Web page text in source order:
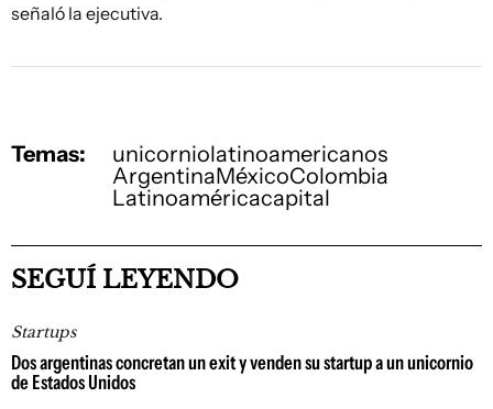
señaló la ejecutiva.
Temas: unicorniolatinoamericanos
ArgentinaMéxicoColombia
Latinoaméricacapital
SEGUÍ LEYENDO
Startups
Dos argentinas concretan un exit y venden su startup a un unicornio
de Estados Unidos